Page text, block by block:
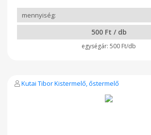
500 Ft / db
500 Ft/db
Kutai Tibor Kistermelő, őstermelő